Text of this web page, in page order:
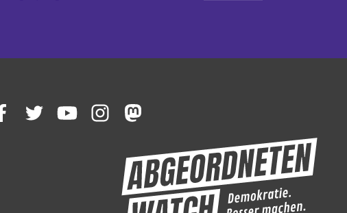
facebooktwitteryoutubeinstagrammastodon